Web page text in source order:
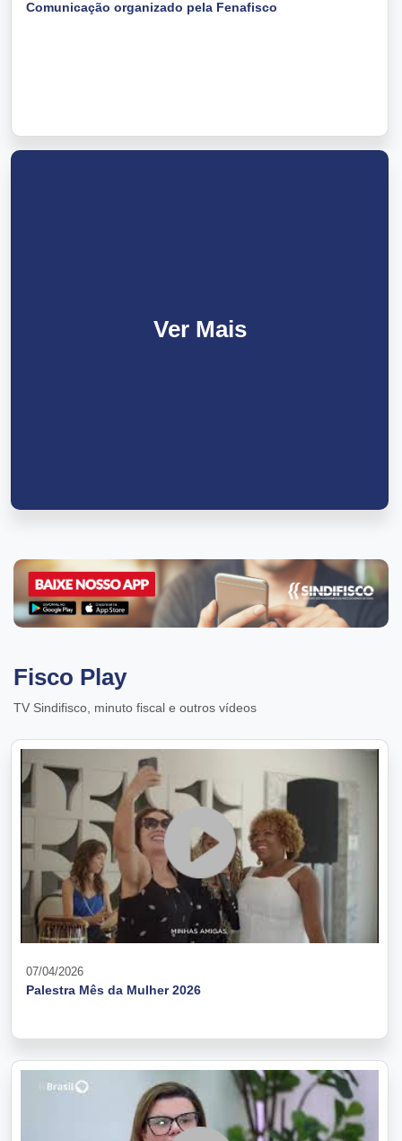
Comunicação organizado pela Fenafisco
Ver Mais
Fisco Play
TV Sindifisco, minuto fiscal e outros vídeos
07/04/2026
Palestra Mês da Mulher 2026